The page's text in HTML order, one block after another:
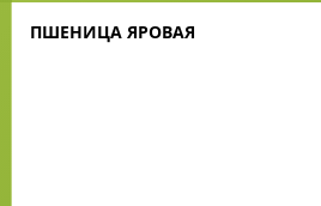
ПШЕНИЦА ЯРОВАЯ